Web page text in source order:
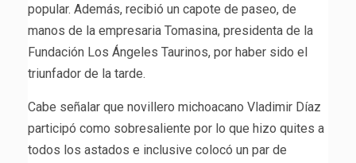
popular. Además, recibió un capote de paseo, de
manos de la empresaria Tomasina, presidenta de la
Fundación Los Ángeles Taurinos, por haber sido el
triunfador de la tarde.
Cabe señalar que novillero michoacano Vladimir Díaz
participó como sobresaliente por lo que hizo quites a
todos los astados e inclusive colocó un par de